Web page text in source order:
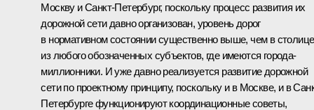
Москву и Санкт-Петербург, поскольку процесс развития их
дорожной сети давно организован, уровень дорог
в нормативном состоянии существенно выше, чем в столице
из любого обозначенных субъектов, где имеются города-
миллионники. И уже давно реализуется развитие дорожной
сети по проектному принципу, поскольку и в Москве, и в
Петербурге функционируют координационные советы,